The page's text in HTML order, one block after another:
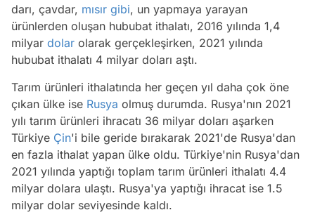
darı, çavdar, mısır gibi, un yapmaya yarayan
ürünlerden oluşan hububat ithalatı, 2016 yılında 1,4
milyar dolar olarak gerçekleşirken, 2021 yılında
hububat ithalatı 4 milyar doları aştı.
Tarım ürünleri ithalatında her geçen yıl daha çok öne
çıkan ülke ise Rusya olmuş durumda. Rusya'nın 2021
yılı tarım ürünleri ihracatı 36 milyar doları aşarken
Türkiye Çin'i bile geride bırakarak 2021'de Rusya'dan
en fazla ithalat yapan ülke oldu. Türkiye'nin Rusya'dan
2021 yılında yaptığı toplam tarım ürünleri ithalatı 4.4
milyar dolara ulaştı. Rusya'ya yaptığı ihracat ise 1.5
milyar dolar seviyesinde kaldı.